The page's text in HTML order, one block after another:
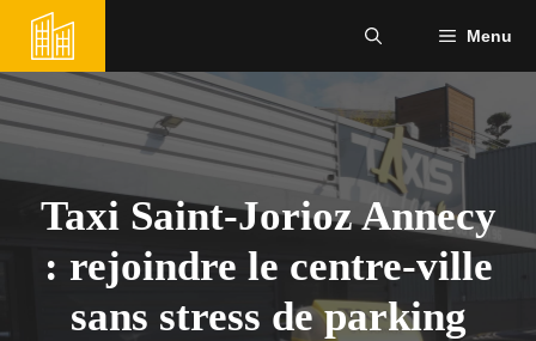
contenu
Menu
Taxi Saint-Jorioz Annecy
: rejoindre le centre-ville
sans stress de parking